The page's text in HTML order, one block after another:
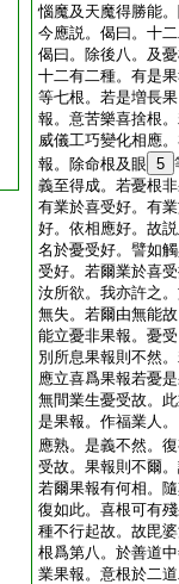
惱魔及天魔得勝能
今應説。偈曰。十
偈曰。除後八。及
十二有二種。有是
等七根。若是増長
報。意苦樂喜捨根
威儀工巧變化相應
報。除命根及眼 5
義至得成。若憂根
有業於喜受好。有
好。依相應好。故
名於憂受好。譬如
受好。若爾業於喜
汝所欲。我亦許之
無失。若爾由無能
能立憂非果報。憂
別所息果報則不然
應立喜爲果報若憂
無間業生憂受故。
是果報。作福業人
應熟。是義不然。
受故。果報則不爾
若爾果報有何相。
復如此。喜根可有
種不行起故。故毘
根爲第八。於善道
業果報。意根於二